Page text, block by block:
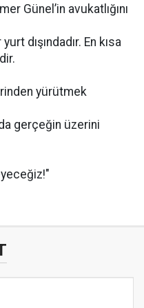
Günel’in avukatlığını
dışındadır. En kısa
yürütmek
gerçeğin üzerini